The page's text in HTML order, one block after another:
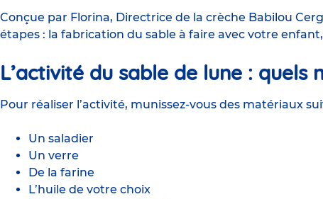
Conçue par Florina, Directrice de la crèche Babilou
étapes : la fabrication du sable à faire avec votre
L’activité du sable de lune : quels
Pour réaliser l’activité, munissez-vous des matériaux
Un saladier
Un verre
De la farine
L’huile de votre choix